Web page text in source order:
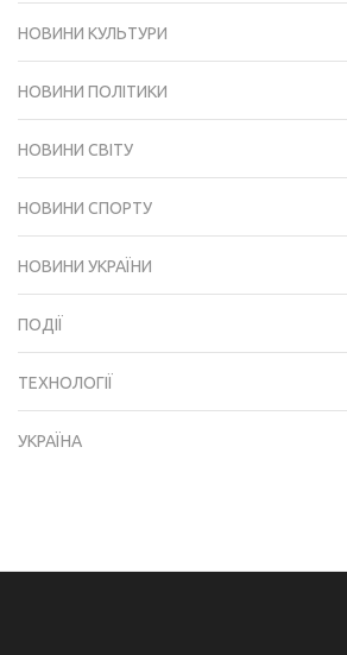
НОВИНИ КУЛЬТУРИ
НОВИНИ ПОЛІТИКИ
НОВИНИ СВІТУ
НОВИНИ СПОРТУ
НОВИНИ УКРАЇНИ
ПОДІЇ
ТЕХНОЛОГІЇ
УКРАЇНА